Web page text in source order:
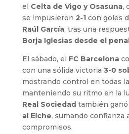
el Celta de Vigo y Osasuna,
se impusieron 2-1con goles
Raúl García, tras una
Borja Iglesias desde el
El sábado, el FC Barcelona
con una sólida victoria 3-0
mostrando control en todas
manteniendo su ritmo en la
Real Sociedadtambién ganó
al Elche, sumando confianza
compromisos.